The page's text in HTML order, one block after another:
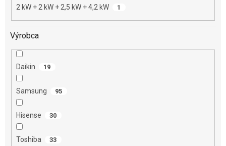
2 kW + 2 kW + 2,5 kW + 4,2 kW 1
Výrobca
Daikin 19
Samsung 95
Hisense 30
Toshiba 33